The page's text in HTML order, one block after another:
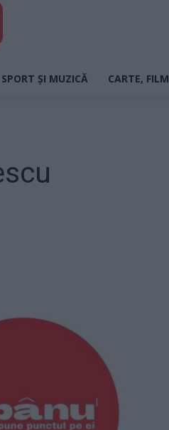
SPORT ȘI MUZICĂ CARTE,